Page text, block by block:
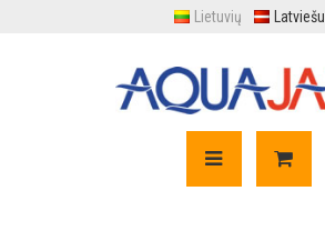
Lietuvių Latviešu